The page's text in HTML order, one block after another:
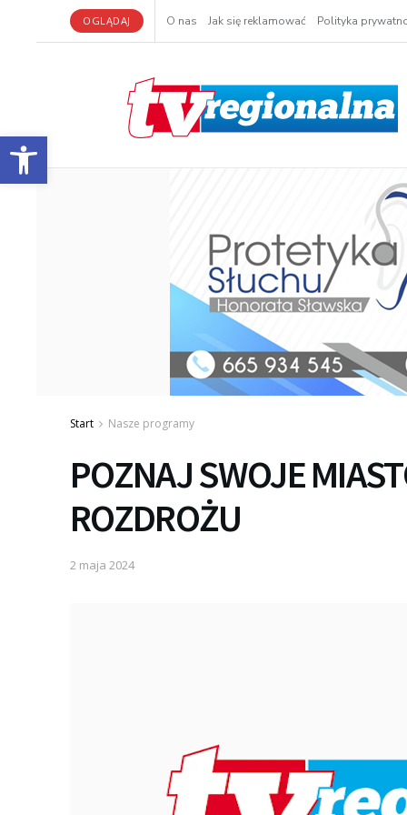
Otwórz pasek narzędzi
OGLĄDAJ O nas Jak się reklamować Polityka
Start Nasze programy
POZNAJ SWOJE
ROZDROŻU
2 maja 2024